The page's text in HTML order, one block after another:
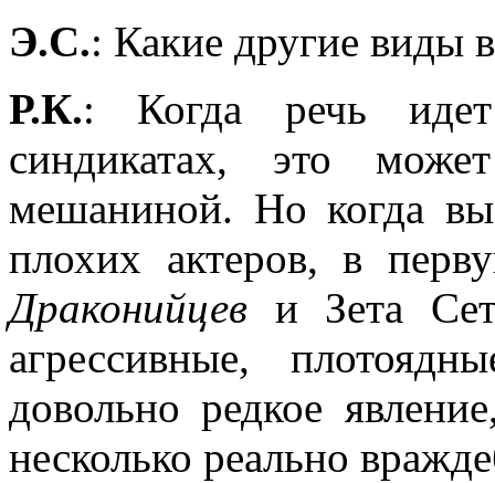
Э.С.: Какие другие виды
Р.К.: Когда речь
синдикатах, это
мешаниной. Но когда
плохих актеров, в
Драконийцев и Зета
агрессивные,
довольно редкое
несколько реально